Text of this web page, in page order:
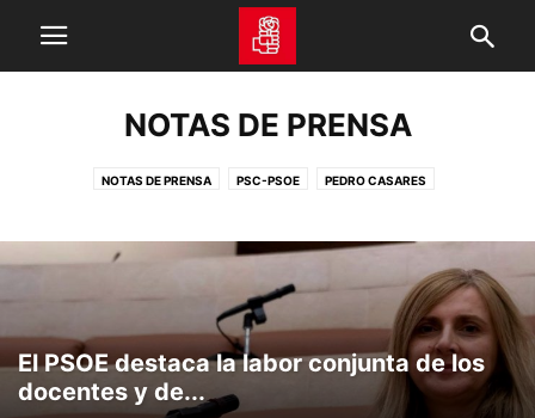
NOTAS DE PRENSA
NOTAS DE PRENSA PSC-PSOE PEDRO CASARES
El PSOE destaca la labor conjunta de los
docentes y de...